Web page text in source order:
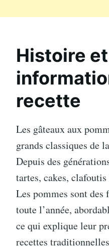
Histoire et
recette
Les gâteaux aux
grands classiques de
Depuis des
tartes, cakes, clafoutis
Les pommes sont
toute l’année,
ce qui explique leur
recettes